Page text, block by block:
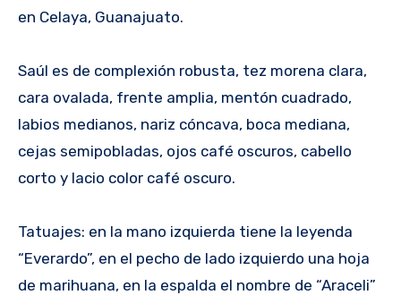
en Celaya, Guanajuato.
Saúl es de complexión robusta, tez morena clara,
cara ovalada, frente amplia, mentón cuadrado,
labios medianos, nariz cóncava, boca mediana,
cejas semipobladas, ojos café oscuros, cabello
corto y lacio color café oscuro.
Tatuajes: en la mano izquierda tiene la leyenda
“Everardo”, en el pecho de lado izquierdo una hoja
de marihuana, en la espalda el nombre de “Araceli”